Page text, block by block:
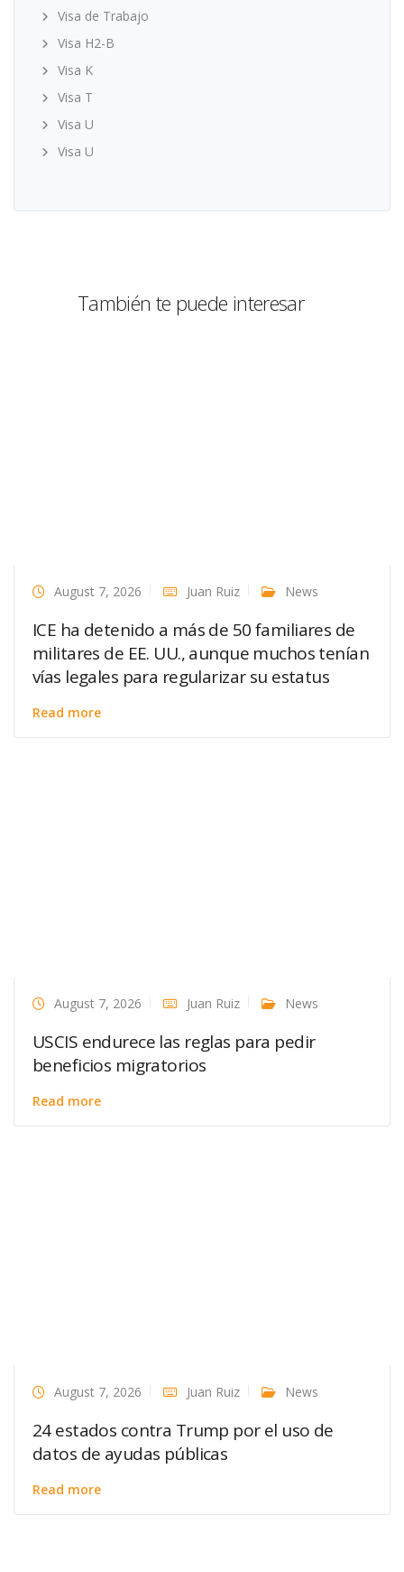
Visa de Trabajo
Visa H2-B
Visa K
Visa T
Visa U
Visa U
También te puede interesar
August 7, 2026 Juan Ruiz News
ICE ha detenido a más de 50 familiares de
militares de EE. UU., aunque muchos tenían
vías legales para regularizar su estatus
Read more
August 7, 2026 Juan Ruiz News
USCIS endurece las reglas para pedir
beneficios migratorios
Read more
August 7, 2026 Juan Ruiz News
24 estados contra Trump por el uso de
datos de ayudas públicas
Read more